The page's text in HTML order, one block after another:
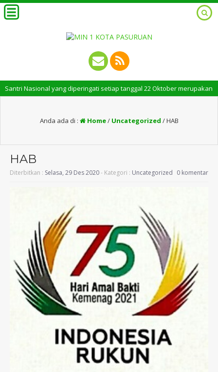
yang diperingati setiap tanggal 22 Oktober merupakan
Anda ada di : Home/ Uncategorized /HAB
HAB
Diterbitkan : Selasa, 29 Des 2020- Kategori : Uncategorized 0 komentar